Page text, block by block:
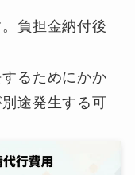
負担金納付後
るためにかか
途発生する可